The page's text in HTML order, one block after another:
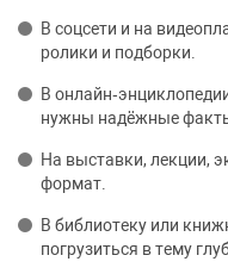
В соцсети и на
ролики и подборки.
В
нужны надёжные
На выставки, лекции,
формат.
В библиотеку или
погрузиться в тему